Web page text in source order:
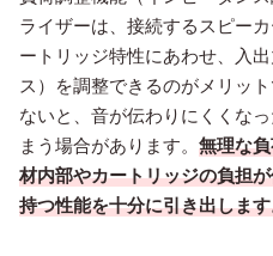
ライザーは、接続するスピー
ートリッジ特性にあわせ、入
ス）を調整できるのがメリッ
ないと、音が伝わりにくくな
まう場合があります。 無理な
材内部やカートリッジの負担
持つ性能を十分に引き出しま